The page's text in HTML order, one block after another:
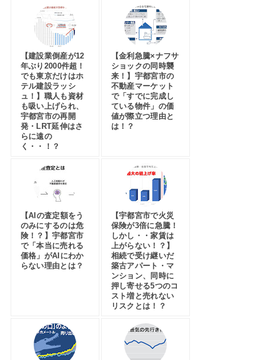
【建設業倒産が12
年ぶり2000件超！
でも東京だけはホ
テル建設ラッシ
ュ！】職人も資材
も吸い上げられ、
宇都宮市の再開
発・LRT延伸はさ
らに遠の
く・・！？
【金利急騰×ナフサ
ショックの同時襲
来！】宇都宮市の
不動産マーケット
で「すでに完成し
ている物件」の価
値が際立つ理由と
は！？
【AIの査定額をう
のみにするのは危
険！？】宇都宮市
で「本当に売れる
価格」がAIにわか
らない理由とは？
【宇都宮市で火災
保険が3倍に急騰！
しかし・・家賃は
上がらない！？】
相続で受け継いだ
築古アパート・マ
ンション、同時に
押し寄せる5つのコ
スト増と売れない
リスクとは！？